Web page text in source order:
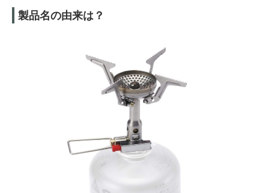
製品名の由来は？